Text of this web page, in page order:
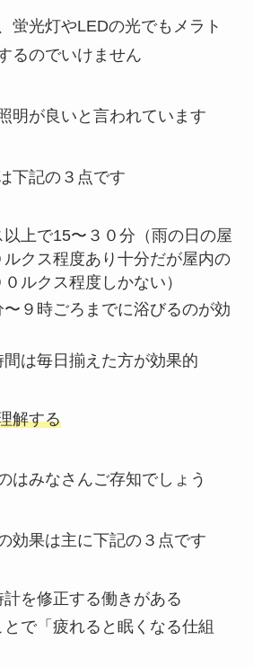
蛍光灯やLEDの光でもメラト
るのでいけません
明が良いと言われています
下記の３点です
以上で15〜３０分 （雨の日の屋
クス程度あり十分だが屋内の
ルクス程度しかない）
９時ごろ までに浴びるのが効
間は毎日揃えた方が効果的
解する
はみなさんご存知でしょう
効果は主に下記の３点です
を修正する働きがある
で「疲れると眠くなる仕組